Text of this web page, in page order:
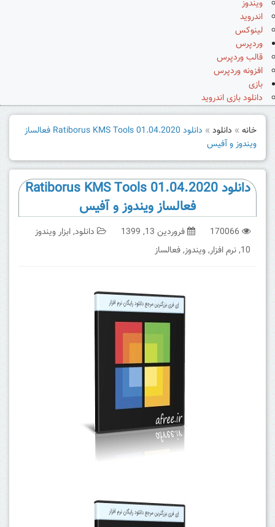
ویندوز
اندروید
لینوکس
وردپرس
قالب وردپرس
افزونه وردپرس
بازی
دانلود بازی اندروید
خانه » دانلود »
دانلود Ratiborus KMS Tools 01.04.2020 فعالساز
ویندوز و آفیس
دانلود Ratiborus KMS Tools 01.04.2020
فعالساز ویندوز و آفیس
170066 فروردین 13, 1399 دانلود,ابزار ویندوز
10
,نرم افزار,ویندوز,فعالساز